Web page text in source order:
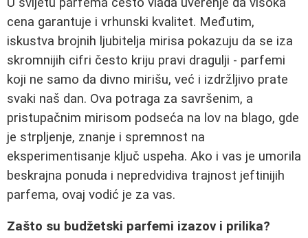
cena garantuje i vrhunski kvalitet. Međutim,
iskustva brojnih ljubitelja mirisa pokazuju da se iza
skromnijih cifri često kriju pravi dragulji - parfemi
koji ne samo da divno mirišu, već i izdržljivo prate
svaki naš dan. Ova potraga za savršenim, a
pristupačnim mirisom podseća na lov na blago, gde
je strpljenje, znanje i spremnost na
eksperimentisanje ključ uspeha. Ako i vas je umorila
beskrajna ponuda i nepredvidiva trajnost jeftinijih
parfema, ovaj vodić je za vas.
Zašto su budžetski parfemi izazov i prilika?